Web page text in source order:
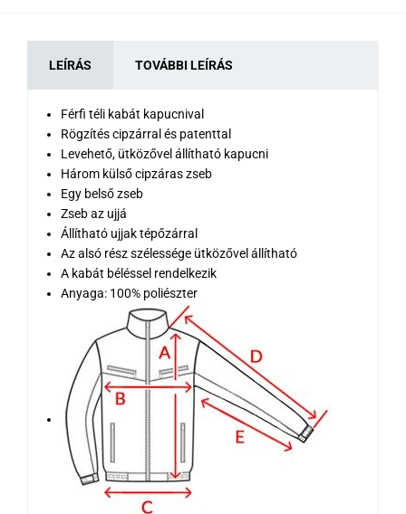
LEÍRÁS TOVÁBBI LEÍRÁS
Férfi téli kabát kapucnival
Rögzítés cipzárral és patenttal
Levehető, ütközővel állítható kapucni
Három külső cipzáras zseb
Egy belső zseb
Zseb az ujjá
Állítható ujjak tépőzárral
Az alsó rész szélessége ütközővel állítható
A kabát béléssel rendelkezik
Anyaga: 100% poliészter